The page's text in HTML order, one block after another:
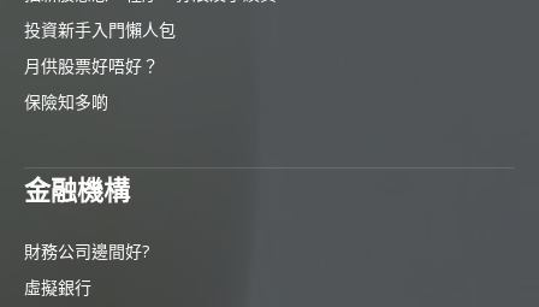
投資新手入門懶人包
月供股票好唔好？
保險知多啲
金融機構
財務公司邊間好?
虛擬銀行